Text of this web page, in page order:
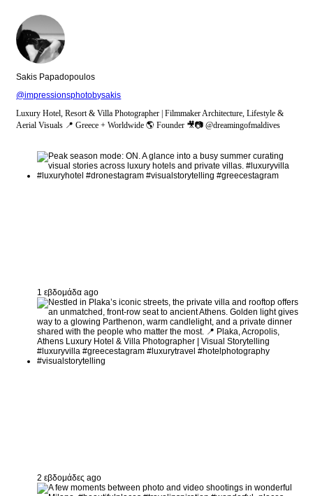
Sakis Papadopoulos
@impressionsphotobysakis
Luxury Hotel, Resort & Villa Photographer | Filmmaker Architecture, Lifestyle &
Aerial Visuals 📍 Greece + Worldwide 🌎 Founder 🎥📷 @dreamingofmaldives
1 εβδομάδα ago
2 εβδομάδες ago